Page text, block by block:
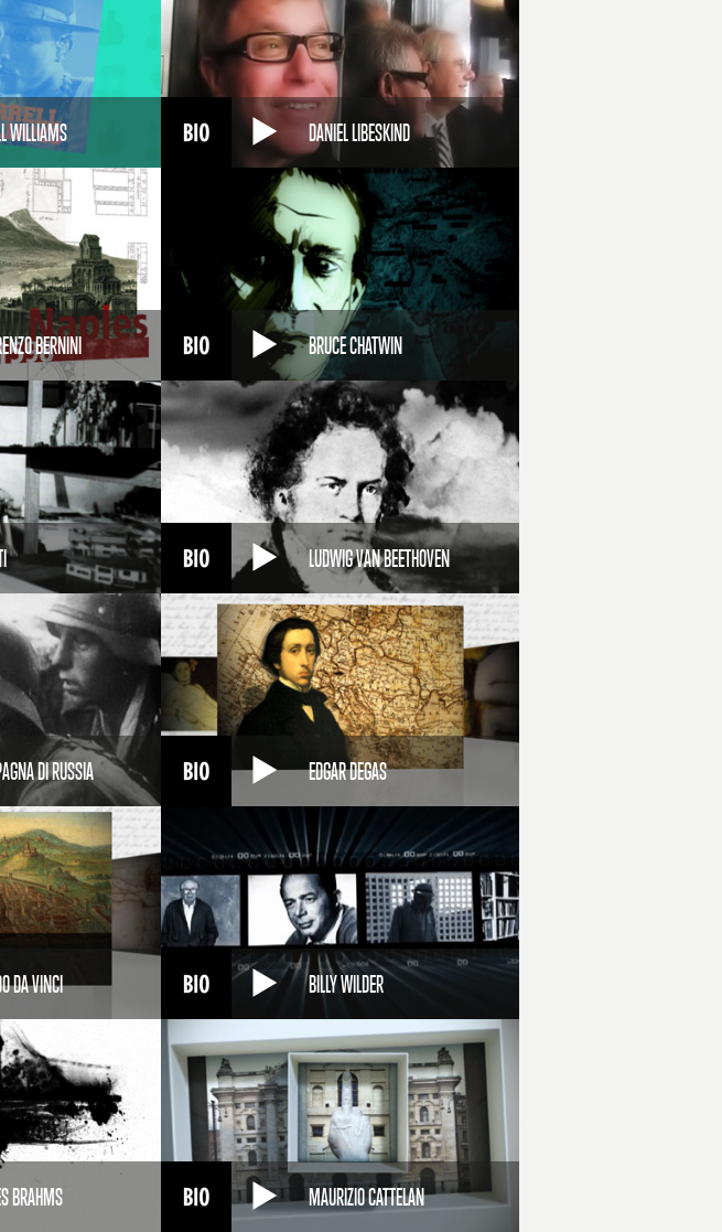
WILLIAMS DANIEL LIBESKIND
BERNINI BRUCE CHATWIN
LUDWIG VAN BEETHOVEN
DI RUSSIA EDGAR DEGAS
DA VINCI BILLY WILDER
BRAHMS MAURIZIO CATTELAN